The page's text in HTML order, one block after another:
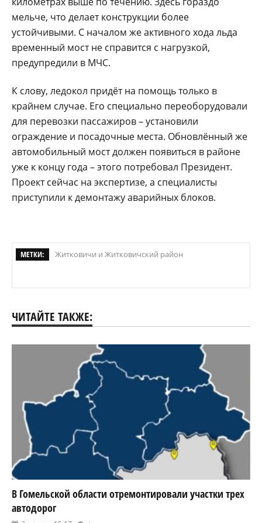
мельче, что делает конструкции более
устойчивыми. С началом же активного хода льда
временный мост не справится с нагрузкой,
предупредили в МЧС.
К слову, ледокол придёт на помощь только в
крайнем случае. Его специально переоборудовали
для перевозки пассажиров – установили
ограждение и посадочные места. Обновлённый же
автомобильный мост должен появиться в районе
уже к концу года – этого потребовал Президент.
Проект сейчас на экспертизе, а специалисты
приступили к демонтажу аварийных блоков.
МЕТКИ: Житковичи и Житковичский район
ЧИТАЙТЕ ТАКЖЕ:
В Гомельской области отремонтировали участки трех
автодорог